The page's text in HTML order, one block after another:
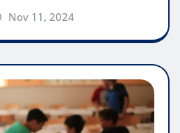
Nov 11, 2024